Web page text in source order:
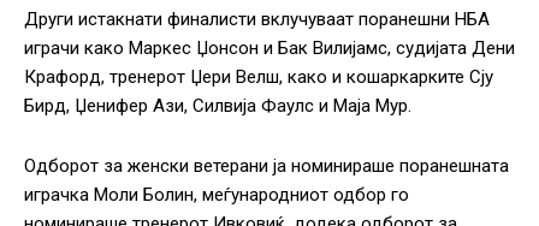
Други истакнати финалисти вклучуваат поранешни НБА
играчи како Маркес Џонсон и Бак Вилијамс, судијата Дени
Крафорд, тренерот Џери Велш, како и кошаркарките Сју
Бирд, Џенифер Ази, Силвија Фаулс и Маја Мур.
Одборот за женски ветерани ја номинираше поранешната
играчка Моли Болин, меѓународниот одбор го